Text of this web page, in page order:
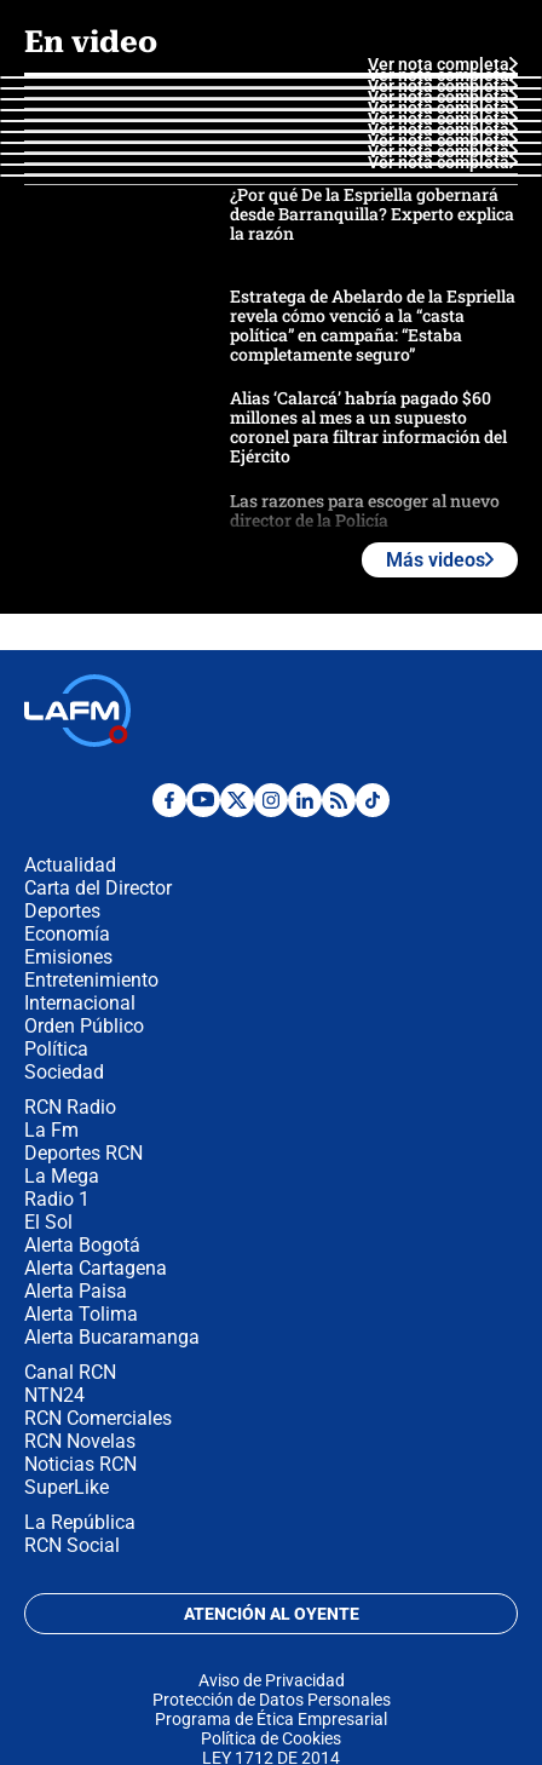
En video
Ver nota completa
Ver nota completa
Ver nota completa
Ver nota completa
Ver nota completa
Ver nota completa
Ver nota completa
Ver nota completa
Ver nota completa
Ver nota completa
¿Por qué De la Espriella gobernará
desde Barranquilla? Experto explica
la razón
Estratega de Abelardo de la Espriella
revela cómo venció a la “casta
política” en campaña: “Estaba
completamente seguro”
Alias ‘Calarcá’ habría pagado $60
millones al mes a un supuesto
coronel para filtrar información del
Ejército
Las razones para escoger al nuevo
director de la Policía
futuro les espera a las cabalgatas en
"No hubo fraude ni posibilidad de
Más videos
Actualidad
Carta del Director
Deportes
Economía
Emisiones
Entretenimiento
Internacional
Orden Público
Política
Sociedad
RCN Radio
La Fm
Deportes RCN
La Mega
Radio 1
El Sol
Alerta Bogotá
Alerta Cartagena
Alerta Paisa
Alerta Tolima
Alerta Bucaramanga
Canal RCN
NTN24
RCN Comerciales
RCN Novelas
Noticias RCN
SuperLike
La República
RCN Social
ATENCIÓN AL OYENTE
Aviso de Privacidad
Protección de Datos Personales
Programa de Ética Empresarial
Política de Cookies
LEY 1712 DE 2014